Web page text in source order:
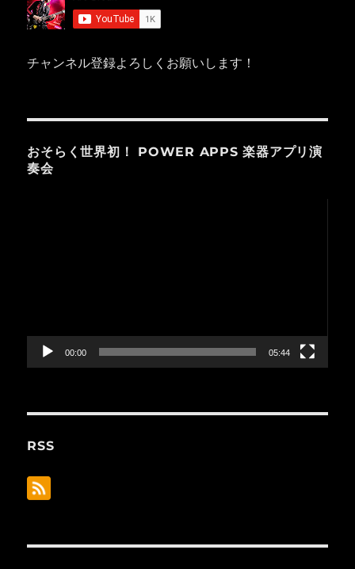
チャンネル登録よろしくお願いします！
おそらく世界初！ POWER APPS 楽器アプリ演
奏会
ー
00:00 05:44
RSS